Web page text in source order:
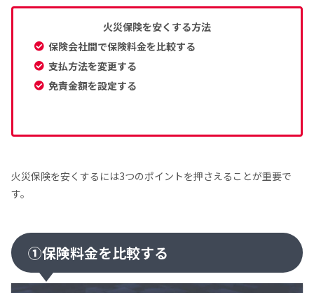
火災保険を安くする方法
保険会社間で保険料金を比較する
支払方法を変更する
免責金額を設定する
火災保険を安くするには3つのポイントを押さえることが重要で
す。
①保険料金を比較する